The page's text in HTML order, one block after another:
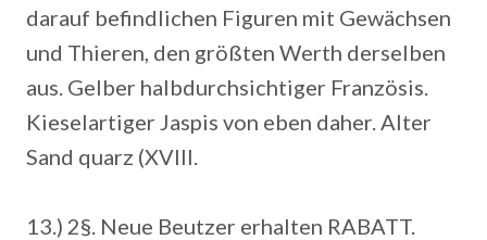
darauf befindlichen Figuren mit Gewächsen
und Thieren, den größten Werth derselben
aus. Gelber halbdurchsichtiger Französis.
Kieselartiger Jaspis von eben daher. Alter
Sand quarz (XVIII.
13.) 2§. Neue Beutzer erhalten RABATT.